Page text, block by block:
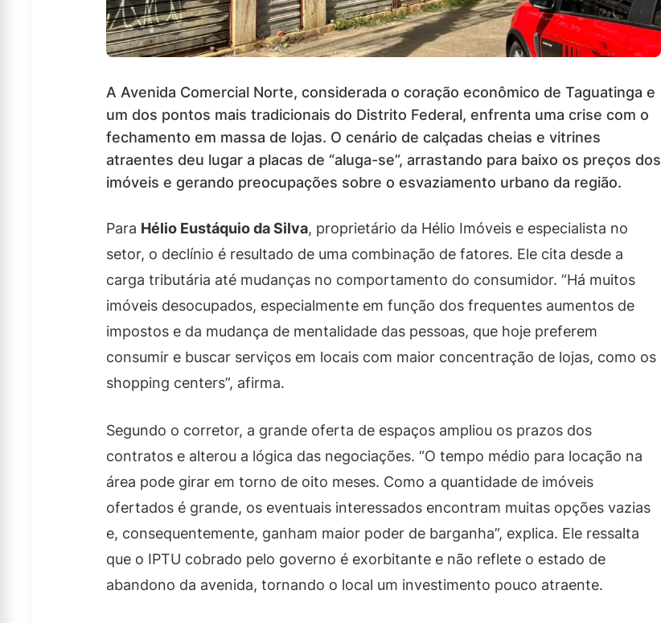
A Avenida Comercial Norte, considerada o coração econômico de Taguatinga e
um dos pontos mais tradicionais do Distrito Federal, enfrenta uma crise com o
fechamento em massa de lojas. O cenário de calçadas cheias e vitrines
atraentes deu lugar a placas de “aluga-se”, arrastando para baixo os preços dos
imóveis e gerando preocupações sobre o esvaziamento urbano da região.
Para Hélio Eustáquio da Silva, proprietário da Hélio Imóveis e especialista no
setor, o declínio é resultado de uma combinação de fatores. Ele cita desde a
carga tributária até mudanças no comportamento do consumidor. “Há muitos
imóveis desocupados, especialmente em função dos frequentes aumentos de
impostos e da mudança de mentalidade das pessoas, que hoje preferem
consumir e buscar serviços em locais com maior concentração de lojas, como os
shopping centers”, afirma.
Segundo o corretor, a grande oferta de espaços ampliou os prazos dos
contratos e alterou a lógica das negociações. “O tempo médio para locação na
área pode girar em torno de oito meses. Como a quantidade de imóveis
ofertados é grande, os eventuais interessados encontram muitas opções vazias
e, consequentemente, ganham maior poder de barganha”, explica. Ele ressalta
que o IPTU cobrado pelo governo é exorbitante e não reflete o estado de
abandono da avenida, tornando o local um investimento pouco atraente.